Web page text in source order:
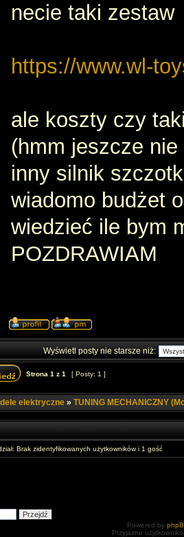
necie taki zestaw
https://www.wl-
ale koszty czy
(hmm jeszcze nie
inny silnik
wiadomo budżet
wiedzieć ile bym
POZDRAWIAM
Wyświetl posty nie starsze niż:
Strona 1 z 1 [ Posty: 1 ]
elektryczne » TUNING MECHANICZNY
Brak zidentyfikowanych użytkowników i 1 gość
Powered by
Przyjazne